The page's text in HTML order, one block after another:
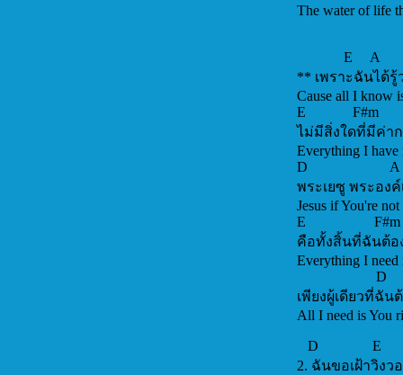
The water of
E A
** เพราะฉันได้รู้
Cause all I know
E
ไม่มีสิ่งใดที่มีค่า
Everything I have
D
พระเยซู พระองค์
Jesus if You're
E
คือทั้งสิ้นที่ฉันต้อ
D
เพียงผู้เดียวที่ฉัน
All I need
D E
2. ฉันขอเฝ้าวิง